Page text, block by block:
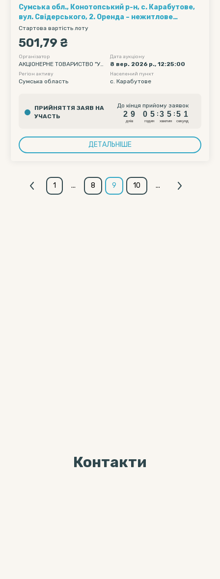
Сумська обл., Конотопський р-н, с. Карабутове,
вул. Свідерського, 2. Оренда – нежитлове
приміщення площею 18,30 кв.м. (В)
Стартова вартість лоту
501,79 ₴
Організатор
АКЦІОНЕРНЕ ТОВАРИСТВО "УК
РТЕЛЕКОМ"
Дата аукціону
8 вер. 2026 р., 12:25:00
Регіон активу
Сумська область
Населений пункт
c. Карабутове
ПРИЙНЯТТЯ ЗАЯВ НА
УЧАСТЬ
До кінця прийому заявок
2
2
9
9
днiв
0
0
5
5
годин
:
3
3
5
5
хвилин
:
5
5 0
1
секунд
ДЕТАЛЬНІШЕ
1 ... 8 9 10 ...
Контакти